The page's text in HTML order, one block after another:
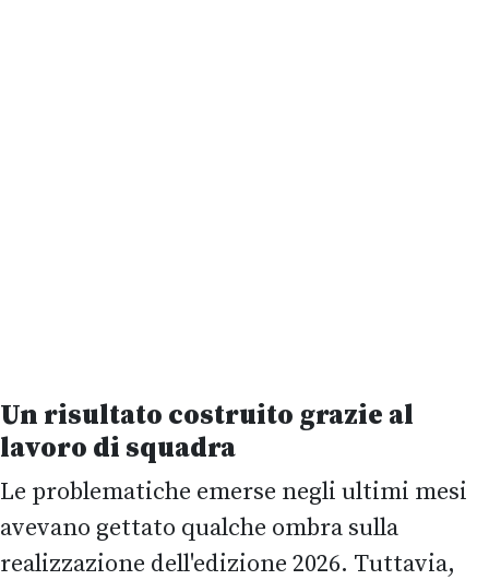
Un risultato costruito grazie al
lavoro di squadra
Le problematiche emerse negli ultimi mesi
avevano gettato qualche ombra sulla
realizzazione dell'edizione 2026. Tuttavia,